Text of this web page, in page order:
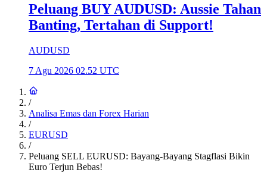
Peluang BUY AUDUSD: Aussie Tahan
Banting, Tertahan di Support!
AUDUSD
7 Agu 2026 02.52 UTC
/
Analisa Emas dan Forex Harian
/
EURUSD
/
Peluang SELL EURUSD: Bayang-Bayang Stagflasi Bikin
Euro Terjun Bebas!